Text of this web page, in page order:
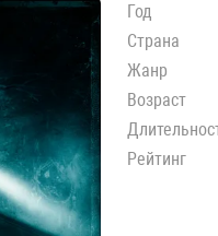
Год
Страна
Жанр
Возраст
Рейтинг